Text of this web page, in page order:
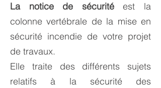
La notice de sécuritéest la
colonne vertébrale de la mise en
sécurité incendie de votre projet
de travaux.
Elle traite des différents sujets
relatifs à la sécurité des